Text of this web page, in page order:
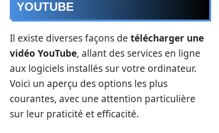
YOUTUBE
Il existe diverses façons de télécharger une
vidéo YouTube, allant des services en ligne
aux logiciels installés sur votre ordinateur.
Voici un aperçu des options les plus
courantes, avec une attention particulière
sur leur praticité et efficacité.